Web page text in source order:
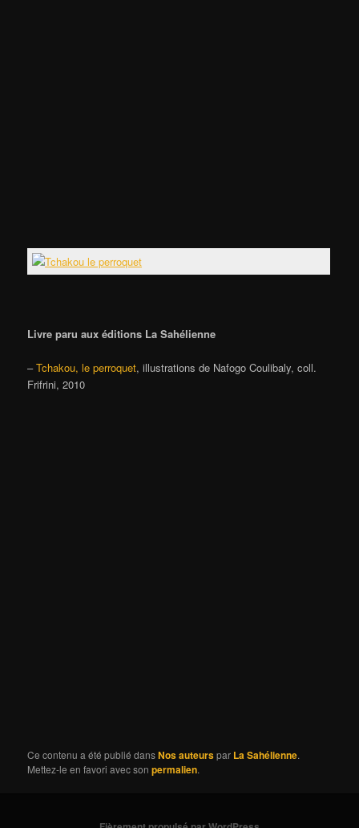
Livre paru aux éditions La Sahélienne
–Tchakou, le perroquet, illustrations de Nafogo Coulibaly, coll.
Frifrini, 2010
Ce contenu a été publié dansNos auteurspar La Sahélienne.
Mettez-le en favori avec sonpermalien.